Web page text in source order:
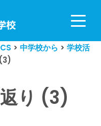
> 中学校から > 学校活
り (3)